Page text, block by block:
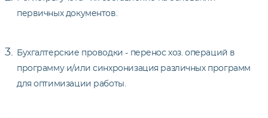
первичных документов.
Бухгалтерские проводки - перенос хоз. операций в
программу и/или синхронизация различных программ
для оптимизации работы.